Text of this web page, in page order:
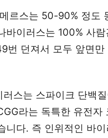
르스는 50-90% 정도
바이러스는 100% 사
번 던져서 모두 앞면
스는 스파이크 단백
라는 독특한 유전자
니다. 즉 인위적인 바